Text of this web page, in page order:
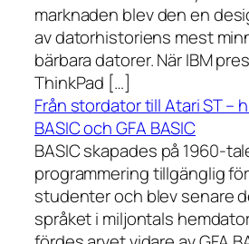
marknaden blev den en
av datorhistoriens mest
bärbara datorer. När IBM
ThinkPad […]
Från stordator till Atari ST –
BASIC och GFA BASIC
BASIC skapades på 1960-
programmering tillgänglig
studenter och blev senare
språket i miljontals